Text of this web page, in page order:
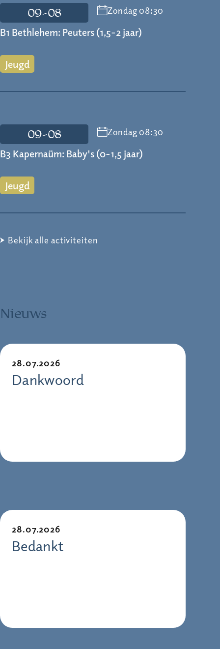
09-08 Zondag 08:30
B1 Bethlehem: Peuters (1,5-2 jaar)
Jeugd
09-08 Zondag 08:30
B3 Kapernaüm: Baby's (0-1,5 jaar)
Jeugd
Bekijk alle activiteiten
Nieuws
28.07.2026
Dankwoord
28.07.2026
Bedankt